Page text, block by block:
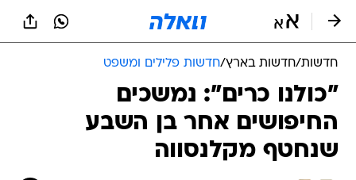
חדשות/חדשות בארץ/חדשות פלילים ומשפט
"כולנו כרים": נמשכים
החיפושים אחר בן השבע
שנחטף מקלנסווה